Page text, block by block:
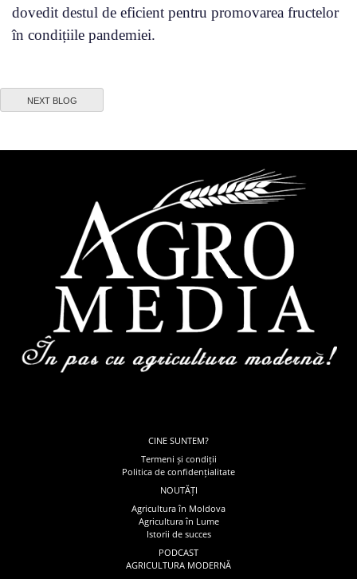
dovedit destul de eficient pentru promovarea fructelor
în condițiile pandemiei.
NEXT BLOG
CINE SUNTEM?
Termeni și condiții
Politica de confidențialitate
NOUTĂȚI
Agricultura în Moldova
Agricultura în Lume
Istorii de succes
PODCAST
AGRICULTURA MODERNĂ